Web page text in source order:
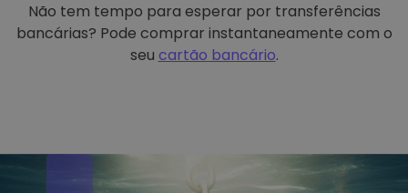
Não tem tempo para esperar por transferências
bancárias? Pode comprar instantaneamente com o
seu cartão bancário.